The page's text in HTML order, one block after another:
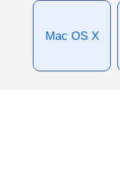
Mac OS X